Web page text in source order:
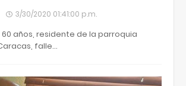
3/30/2020 01:41:00 p.m.
años, residente de la parroquia
falle…